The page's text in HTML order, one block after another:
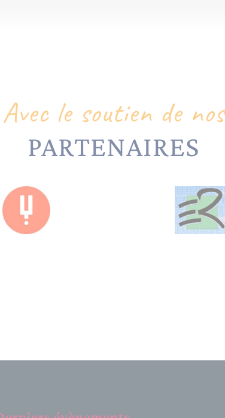
Avec le soutien de nos
PARTENAIRES